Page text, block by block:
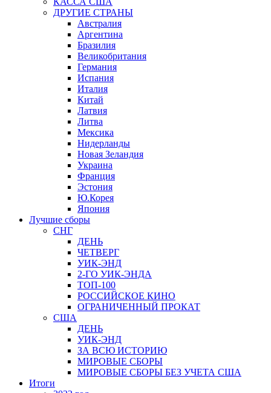
ДРУГИЕ СТРАНЫ
Австралия
Аргентина
Бразилия
Великобритания
Германия
Испания
Италия
Китай
Латвия
Литва
Мексика
Нидерланды
Новая Зеландия
Украина
Франция
Эстония
Ю.Корея
Япония
Лучшие сборы
СНГ
ДЕНЬ
ЧЕТВЕРГ
УИК-ЭНД
2-ГО УИК-ЭНДА
ТОП-100
РОССИЙСКОЕ КИНО
ОГРАНИЧЕННЫЙ ПРОКАТ
США
ДЕНЬ
УИК-ЭНД
ЗА ВСЮ ИСТОРИЮ
МИРОВЫЕ СБОРЫ
МИРОВЫЕ СБОРЫ БЕЗ УЧЕТА США
Итоги